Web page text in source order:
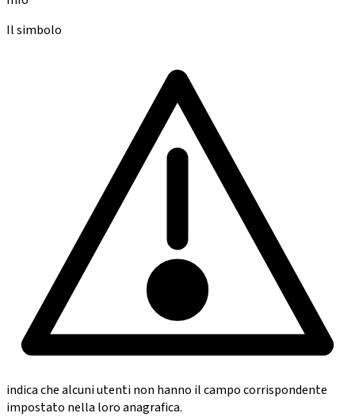
Il simbolo
indica che alcuni utenti non hanno il campo corrispondente
impostato nella loro anagrafica.